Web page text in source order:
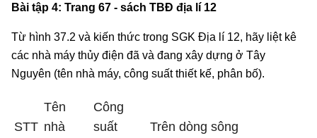
Bài tập 4: Trang 67 - sách TBĐ địa lí 12
Từ hình 37.2 và kiến thức trong SGK Địa lí 12, hãy liệt kê
các nhà máy thủy điện đã và đang xây dựng ở Tây
Nguyên (tên nhà máy, công suất thiết kế, phân bố).
STT
Tên
nhà
Công
suất
Trên dòng sông